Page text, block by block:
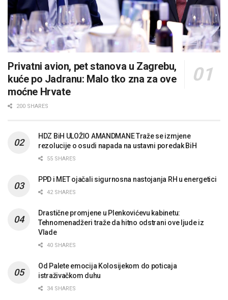
Privatni avion, pet stanova u Zagrebu,
kuće po Jadranu: Malo tko zna za ove
moćne Hrvate
200 SHARES
HDZ BiH ULOŽIO AMANDMANE Traže se izmjene
rezolucije o osudi napada na ustavni poredak BiH
55 SHARES
PPD i MET ojačali sigurnosna nastojanja RH u energetici
42 SHARES
Drastične promjene u Plenkovićevu kabinetu:
Tehnomenadžeri traže da hitno odstrani ove ljude iz
Vlade
40 SHARES
Od Palete emocija Kolosijekom do poticaja
istraživačkom duhu
34 SHARES